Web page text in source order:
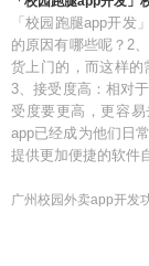
「校园跑腿app开发
的原因有哪些呢？2
货上门的，而这样的
3、接受度高：相对
受度要更高，更容
app已经成为他们日
提供更加便捷的软件
广州校园外卖app开发